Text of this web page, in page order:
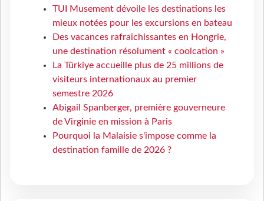
TUI Musement dévoile les destinations les
mieux notées pour les excursions en bateau
Des vacances rafraîchissantes en Hongrie,
une destination résolument « coolcation »
La Türkiye accueille plus de 25 millions de
visiteurs internationaux au premier
semestre 2026
Abigail Spanberger, première gouverneure
de Virginie en mission à Paris
Pourquoi la Malaisie s'impose comme la
destination famille de 2026 ?